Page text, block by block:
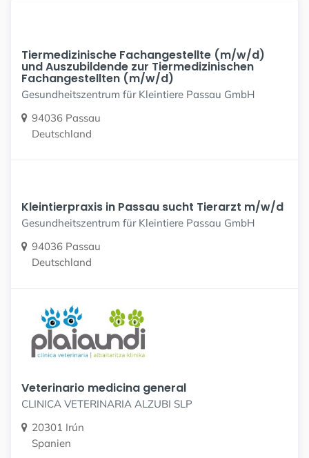
Tiermedizinische Fachangestellte (m/w/d)
und Auszubildende zur Tiermedizinischen
Fachangestellten (m/w/d)
Gesundheitszentrum für Kleintiere Passau GmbH
94036 Passau
Deutschland
Kleintierpraxis in Passau sucht Tierarzt m/w/d
Gesundheitszentrum für Kleintiere Passau GmbH
94036 Passau
Deutschland
Veterinario medicina general
CLINICA VETERINARIA ALZUBI SLP
20301 Irún
Spanien